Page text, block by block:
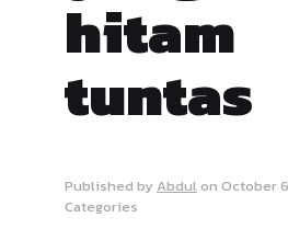
hitam
tuntas
Published by Abdul on October
Categories